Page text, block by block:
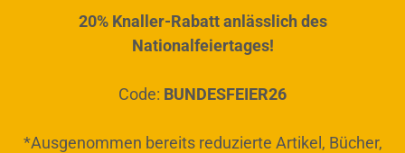
springen20% Knaller-Rabatt anlässlich des
Nationalfeiertages!
Code: BUNDESFEIER26
*Ausgenommen bereits reduzierte Artikel, Bücher,